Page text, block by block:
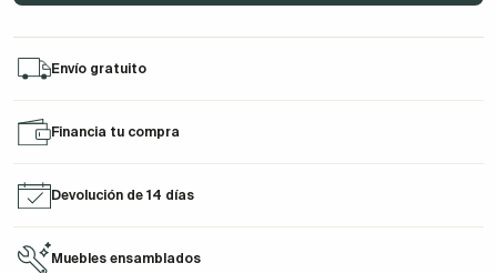
Envío gratuito
Financia tu compra
Devolución de 14 días
Muebles ensamblados